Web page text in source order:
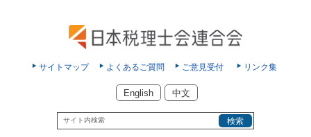
サイトマップ よくあるご質問 ご意見受付 リンク集
English 中文